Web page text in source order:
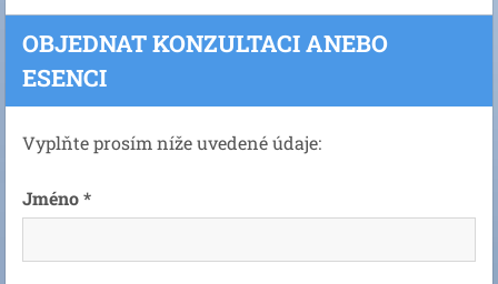
OBJEDNAT KONZULTACI ANEBO
ESENCI
Vyplňte prosím níže uvedené údaje:
Jméno *